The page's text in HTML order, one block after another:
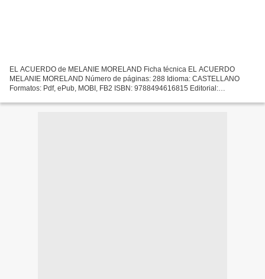
EL ACUERDO de MELANIE MORELAND Ficha técnica EL ACUERDO
MELANIE MORELAND Número de páginas: 288 Idioma: CASTELLANO
Formatos: Pdf, ePub, MOBI, FB2 ISBN: 9788494616815 Editorial:
google books...